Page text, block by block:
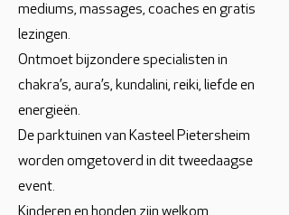
mediums, massages, coaches en gratis
lezingen.
Ontmoet bijzondere specialisten in
chakra’s, aura’s, kundalini, reiki, liefde en
energieën.
De parktuinen van Kasteel Pietersheim
worden omgetoverd in dit tweedaagse
event.